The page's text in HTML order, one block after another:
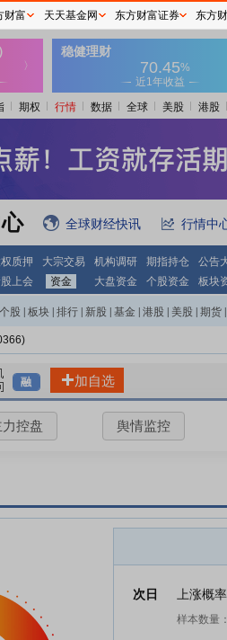
期权 行情 数据 全球 美股 港股
全球财经快讯 行情中
质押 大宗交易 机构调研 期指持仓
公告
上会 资金 大盘资金 个股资金 板块
个股 板块 排行 新股 基金 港股 美股 期货
融 加自选
力控盘 舆情监控
次日 上涨概
样本数量
财富 天天基金网 东方财富证券 东方